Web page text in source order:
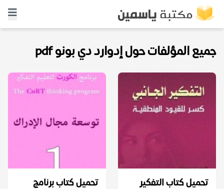
جميع المؤلفات حول إدوارد دي بونو pdf
تحميل كتاب التفكير
تحميل كتاب برنامج